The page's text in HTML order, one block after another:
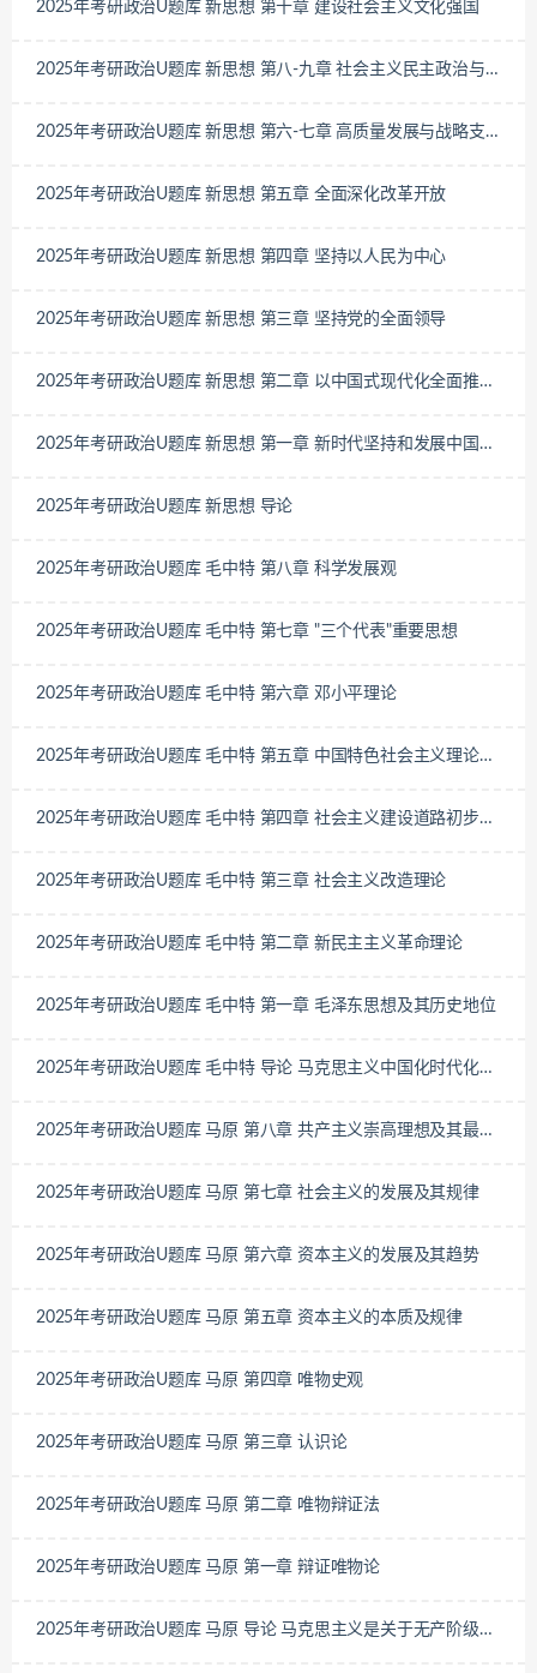
2025年考研政治U题库 新思想 第十章 建设社会主义文化强国
2025年考研政治U题库 新思想 第八-九章 社会主义民主政治与
2025年考研政治U题库 新思想 第六-七章 高质量发展与战略支
2025年考研政治U题库 新思想 第五章 全面深化改革开放
2025年考研政治U题库 新思想 第四章 坚持以人民为中心
2025年考研政治U题库 新思想 第三章 坚持党的全面领导
2025年考研政治U题库 新思想 第二章 以中国式现代化全面推进
2025年考研政治U题库 新思想 第一章 新时代坚持和发展中国特
2025年考研政治U题库 新思想 导论
2025年考研政治U题库 毛中特 第八章 科学发展观
2025年考研政治U题库 毛中特 第七章 "三个代表"重要思想
2025年考研政治U题库 毛中特 第六章 邓小平理论
2025年考研政治U题库 毛中特 第五章 中国特色社会主义理论体
2025年考研政治U题库 毛中特 第四章 社会主义建设道路初步探
2025年考研政治U题库 毛中特 第三章 社会主义改造理论
2025年考研政治U题库 毛中特 第二章 新民主主义革命理论
2025年考研政治U题库 毛中特 第一章 毛泽东思想及其历史地位
2025年考研政治U题库 毛中特 导论 马克思主义中国化时代化的
2025年考研政治U题库 马原 第八章 共产主义崇高理想及其最终
2025年考研政治U题库 马原 第七章 社会主义的发展及其规律
2025年考研政治U题库 马原 第六章 资本主义的发展及其趋势
2025年考研政治U题库 马原 第五章 资本主义的本质及规律
2025年考研政治U题库 马原 第四章 唯物史观
2025年考研政治U题库 马原 第三章 认识论
2025年考研政治U题库 马原 第二章 唯物辩证法
2025年考研政治U题库 马原 第一章 辩证唯物论
2025年考研政治U题库 马原 导论 马克思主义是关于无产阶级和